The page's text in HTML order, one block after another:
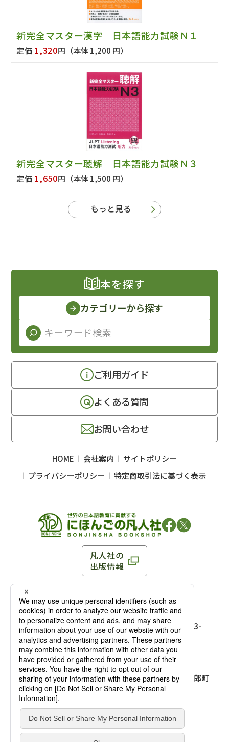
新完全マスター漢字 日本語能力試験Ｎ１
定価 1,320円 （本体 1,200 円）
新完全マスター聴解 日本語能力試験Ｎ３
定価 1,650円 （本体 1,500 円）
もっと見る
凡人社の
出版情報
〒102-0093 東京都千代田区平河町 1-3-13 8F
TEL：03-3263-3959／FAX：03-3263-3116
麹町店
〒102-0093 東京都千代田区平河町1-3-
13 8F［アクセス］
TEL：03-3239-8673／FAX：03-3263-
3116
大阪店
〒541-0056 大阪府大阪市中央区久太郎町
4-2-10
大西ビルディング 1階［
TEL：06-4256-2684／FAX：03-6733-
7887
本を探す
カテゴリーから探す
ご利用ガイド
よくある質問
お問い合わせ
HOME 会社案内
サイトポリシー
プライバシーポリシー
特定商取引法に基づく表示